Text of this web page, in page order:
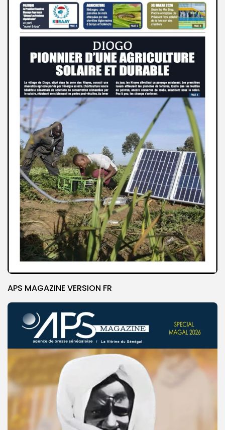
APS MAGAZINE VERSION FR